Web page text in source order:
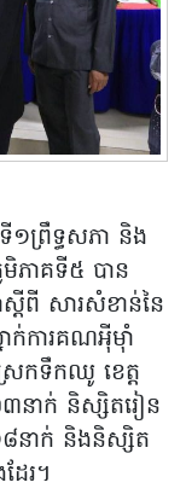
១ព្រឹទ្ធសភា និង
ភាគទី៥ បាន
តីពី សារសំខាន់នៃ
ក់ការគណអ៉ីម៉ាំ
រកទឹកឈូ ខេត្ត
នាក់ និស្សិតរៀន
នាក់ និងនិស្សិត
ែរ។